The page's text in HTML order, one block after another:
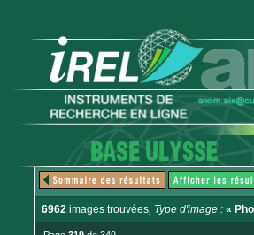
6962 images trouvées, Type d'image : «